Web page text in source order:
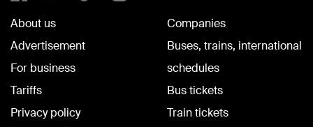
About us
Advertisement
For business
Tariffs
Privacy policy
Companies
Buses, trains, international
schedules
Bus tickets
Train tickets